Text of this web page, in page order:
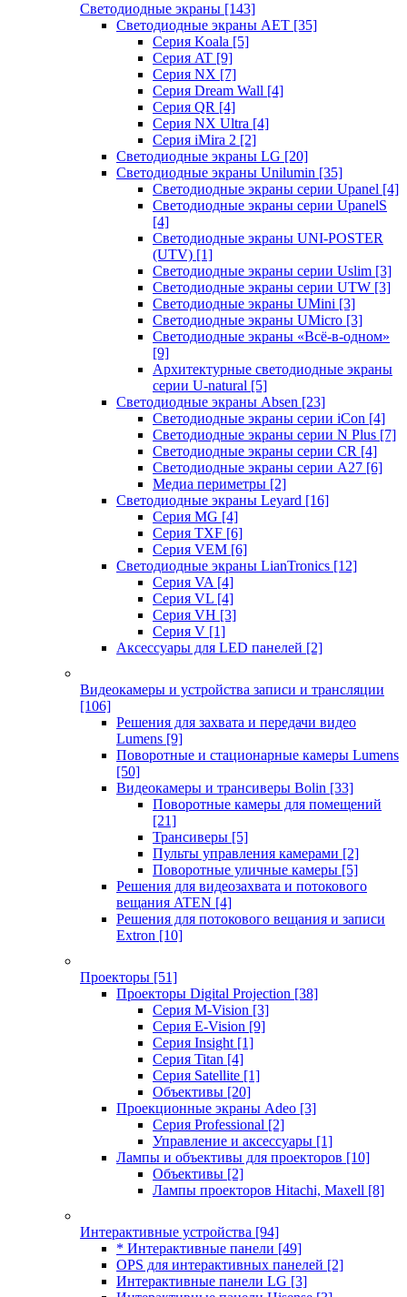
Светодиодные экраны [143]
Светодиодные экраны AET [35]
Cерия Koala [5]
Серия AT [9]
Серия NX [7]
Серия Dream Wall [4]
Серия QR [4]
Серия NX Ultra [4]
Серия iMira 2 [2]
Светодиодные экраны LG [20]
Светодиодные экраны Unilumin [35]
Светодиодные экраны серии Upanel [4]
Светодиодные экраны серии UpanelS
[4]
Светодиодные экраны UNI-POSTER
(UTV) [1]
Светодиодные экраны серии Uslim [3]
Светодиодные экраны серии UTW [3]
Светодиодные экраны UMini [3]
Светодиодные экраны UMicro [3]
Светодиодные экраны «Всё-в-одном»
[9]
Архитектурные светодиодные экраны
серии U-natural [5]
Светодиодные экраны Absen [23]
Светодиодные экраны серии iCon [4]
Светодиодные экраны серии N Plus [7]
Светодиодные экраны серии CR [4]
Светодиодные экраны серии А27 [6]
Медиа периметры [2]
Светодиодные экраны Leyard [16]
Серия MG [4]
Серия TXF [6]
Серия VEM [6]
Светодиодные экраны LianTronics [12]
Серия VA [4]
Серия VL [4]
Серия VH [3]
Серия V [1]
Аксессуары для LED панелей [2]
Видеокамеры и устройства записи и трансляции
[106]
Решения для захвата и передачи видео
Lumens [9]
Поворотные и стационарные камеры Lumens
[50]
Видеокамеры и трансиверы Bolin [33]
Поворотные камеры для помещений
[21]
Трансиверы [5]
Пульты управления камерами [2]
Поворотные уличные камеры [5]
Решения для видеозахвата и потокового
вещания ATEN [4]
Решения для потокового вещания и записи
Extron [10]
Проекторы [51]
Проекторы Digital Projection [38]
Серия M-Vision [3]
Серия E-Vision [9]
Серия Insight [1]
Серия Titan [4]
Серия Satellite [1]
Объективы [20]
Проекционные экраны Adeo [3]
Серия Professional [2]
Управление и аксессуары [1]
Лампы и объективы для проекторов [10]
Объективы [2]
Лампы проекторов Hitachi, Maxell [8]
Интерактивные устройства [94]
* Интерактивные панели [49]
OPS для интерактивных панелей [2]
Интерактивные панели LG [3]